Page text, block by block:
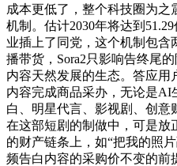
成本更低了，整个科技圈为之
机制。估计2030年将达到
业插上了同党，这个机制包含
播带货，Sora2只影响告终尾
内容天然发展的生态。答应用
内容完成商品采办，无论是
白、明星代言、影视剧、创意
在这部短剧的制做中，可是放
的财产链条上，如“把我的照
频告白内容的采购价不变的前